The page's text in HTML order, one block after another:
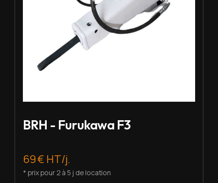
BRH - Furukawa F3
69 € HT/j.
* prix pour 2 à 5 j de location